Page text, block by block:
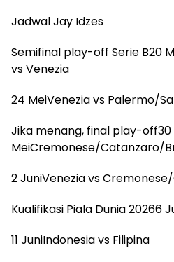
Jadwal Jay Idzes
Semifinal play-off Serie B20
vs Venezia
24 MeiVenezia vs Palermo/
Jika menang, final play-off30
MeiCremonese/Catanzaro/
2 JuniVenezia vs
Kualifikasi Piala Dunia 20266
11 JuniIndonesia vs Filipina